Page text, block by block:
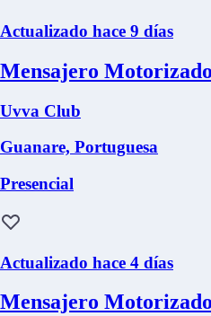
Actualizado hace 9 días
Mensajero Motorizado
Uvva Club
Guanare, Portuguesa
Presencial
Actualizado hace 4 días
Mensajero Motorizado